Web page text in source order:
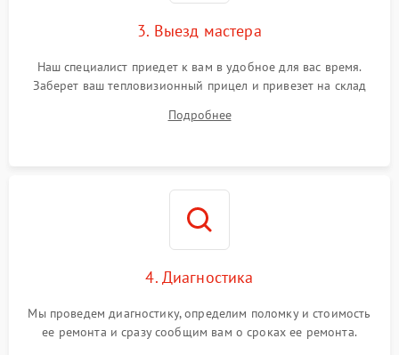
3. Выезд мастера
Наш специалист приедет к вам в удобное для вас время.
Заберет ваш тепловизионный прицел и привезет на склад
Подробнее
4. Диагностика
Мы проведем диагностику, определим поломку и стоимость
ее ремонта и сразу сообщим вам о сроках ее ремонта.